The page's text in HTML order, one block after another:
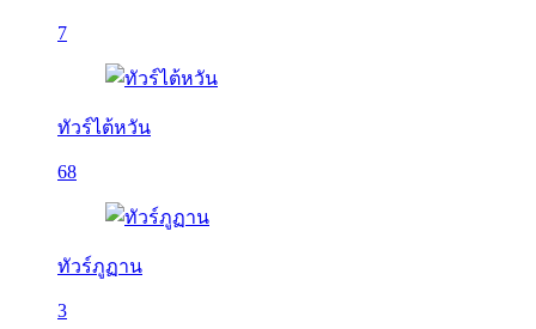
7
ทัวร์ไต้หวัน
68
ทัวร์ภูฏาน
3